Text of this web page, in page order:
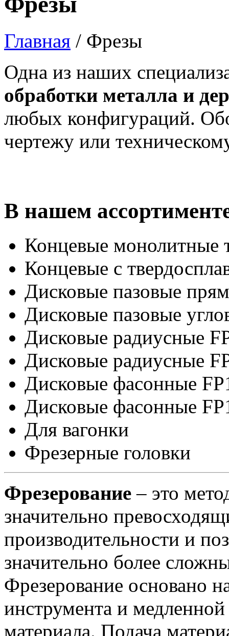
Главная / Фрезы
Одна из наших
обработки металла и
любых конфигураций.
чертежу или
В нашем
Концевые монолитные
Концевые с
Дисковые пазовые
Дисковые пазовые
Дисковые радиусные
Дисковые радиусные
Дисковые фасонные
Дисковые фасонные
Для вагонки
Фрезерные головки
Фрезерование – это
значительно
производительности и
значительно более
Фрезерование основано
инструмента и
материала. Подача